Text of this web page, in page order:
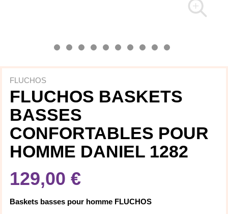
FLUCHOS
FLUCHOS BASKETS
BASSES
CONFORTABLES POUR
HOMME DANIEL 1282
129,00 €
Baskets basses pour homme FLUCHOS